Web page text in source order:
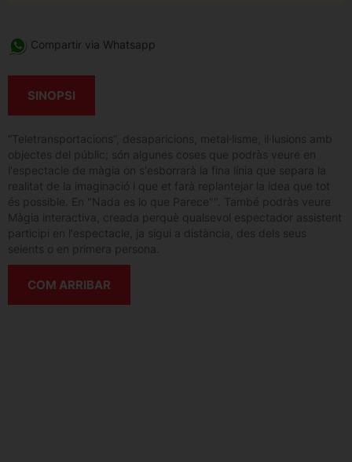
Compartir via Whatsapp
SINOPSI
“Teletransportacions”, desaparicions, metal·lisme, il·lusions amb
objectes del públic; són algunes coses que podràs veure en
l'espectacle de màgia on s'esborrarà la fina línia que separa la
realitat de la imaginació i que et farà replantejar la idea que tot
és possible. En "Nada es lo que Parece"". També podràs veure
Màgia interactiva, creada perquè qualsevol espectador assistent
participi en l'espectacle, ja sigui a distància, des dels seus
seients o en primera persona.
COM ARRIBAR